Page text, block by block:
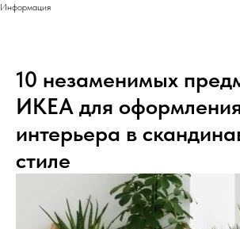
Информация
10 незаменимых
ИКЕА для
интерьера в
стиле